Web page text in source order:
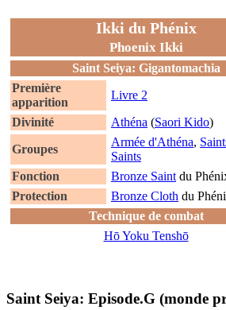
Ikki du Phénix
Phoenix Ikki
Saint Seiya: Gigantomachia
Première
apparition
Livre 2
Divinité
Athéna (Saori Kido)
Groupes
Armée d'Athéna,
Saints
Fonction
Bronze Saintdu
Protection
Bronze Cloth du
Technique de combat
Hō Yoku Tenshō
Saint Seiya: Episode.G (monde